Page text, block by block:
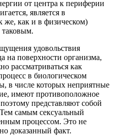
от центра к периферии
является в
же, как и в физическом)
таковым.
удовольствия
на поверхности организма,
рассматриваться как
в биологическом
в числе которых неприятные
имеют противоположное
представляют собой
самым сексуальный
процессом. Это не
доказанный факт.